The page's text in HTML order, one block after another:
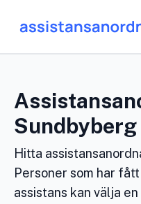
Sundbyberg
Hitta
Personer som har
assistans kan välja